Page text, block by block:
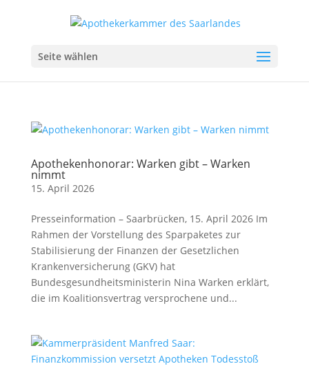
Seite wählen
Apothekenhonorar: Warken gibt – Warken
nimmt
15. April 2026
Presseinformation – Saarbrücken, 15. April 2026 Im
Rahmen der Vorstellung des Sparpaketes zur
Stabilisierung der Finanzen der Gesetzlichen
Krankenversicherung (GKV) hat
Bundesgesundheitsministerin Nina Warken erklärt,
die im Koalitionsvertrag versprochene und...